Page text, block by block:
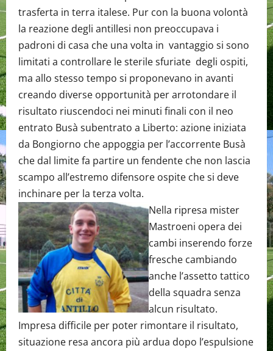
trasferta in terra italese. Pur con la buona volontà
la reazione degli antillesi non preoccupava i
padroni di casa che una volta in vantaggio si sono
limitati a controllare le sterile sfuriate degli ospiti,
ma allo stesso tempo si proponevano in avanti
creando diverse opportunità per arrotondare il
risultato riuscendoci nei minuti finali con il neo
entrato Busà subentrato a Liberto: azione iniziata
da Bongiorno che appoggia per l’accorrente Busà
che dal limite fa partire un fendente che non lascia
scampo all’estremo difensore ospite che si deve
inchinare per la terza volta.
Nella ripresa mister
Mastroeni opera dei
cambi inserendo forze
fresche cambiando
anche l’assetto tattico
della squadra senza
alcun risultato.
Impresa difficile per poter rimontare il risultato,
situazione resa ancora più ardua dopo l’espulsione